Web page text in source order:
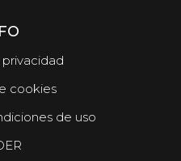
cookies
de uso